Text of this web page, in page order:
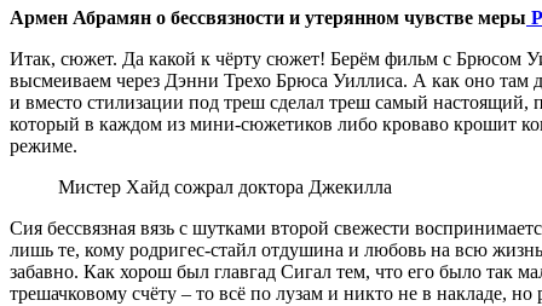
Армен Абрамян о бессвязности и утерянном чувстве меры
Итак, сюжет. Да какой к чёрту сюжет! Берём фильм с Брюсом
высмеиваем через Дэнни Трехо Брюса Уиллиса. А как оно там
и вместо стилизации под треш сделал треш самый настоящий,
который в каждом из мини-сюжетиков либо кроваво крошит
режиме.
Мистер Хайд сожрал доктора Джекилла
Сия бессвязная вязь с шутками второй свежести
лишь те, кому родригес-стайл отдушина и любовь на всю
забавно. Как хорош был главгад Сигал тем, что его было так
трешачковому счёту – то всё по лузам и никто не в накладе,